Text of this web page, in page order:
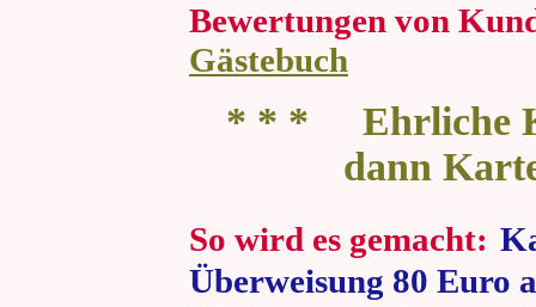
Bewertungen von
Gästebuch
* * * Ehrliche
dann
So wird es gemacht:
Überweisung 80 Euro